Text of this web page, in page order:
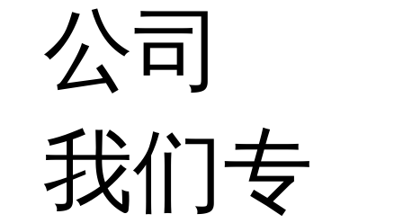
公司
我们专